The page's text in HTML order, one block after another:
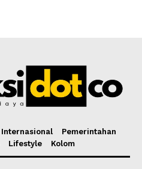
Internasional
Pemerintahan
Lifestyle Kolom